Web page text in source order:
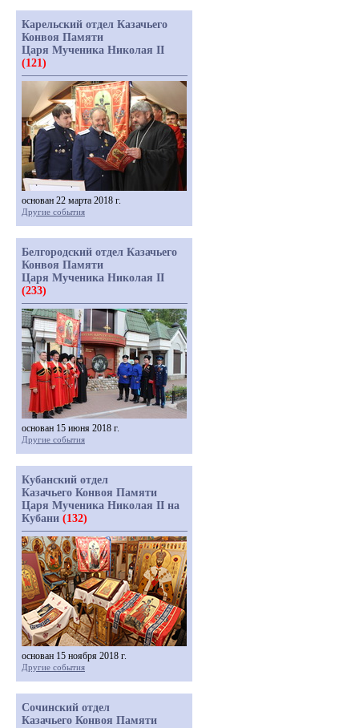
Карельский отдел Казачьего
Конвоя Памяти
Царя Мученика Николая II
(121)
основан 22 марта 2018 г.
Другие события
Белгородский отдел Казачьего
Конвоя Памяти
Царя Мученика Николая II
(233)
основан 15 июня 2018 г.
Другие события
Кубанский отдел
Казачьего Конвоя Памяти
Царя Мученика Николая II на
Кубани (132)
основан 15 ноября 2018 г.
Другие события
Сочинский отдел
Казачьего Конвоя Памяти